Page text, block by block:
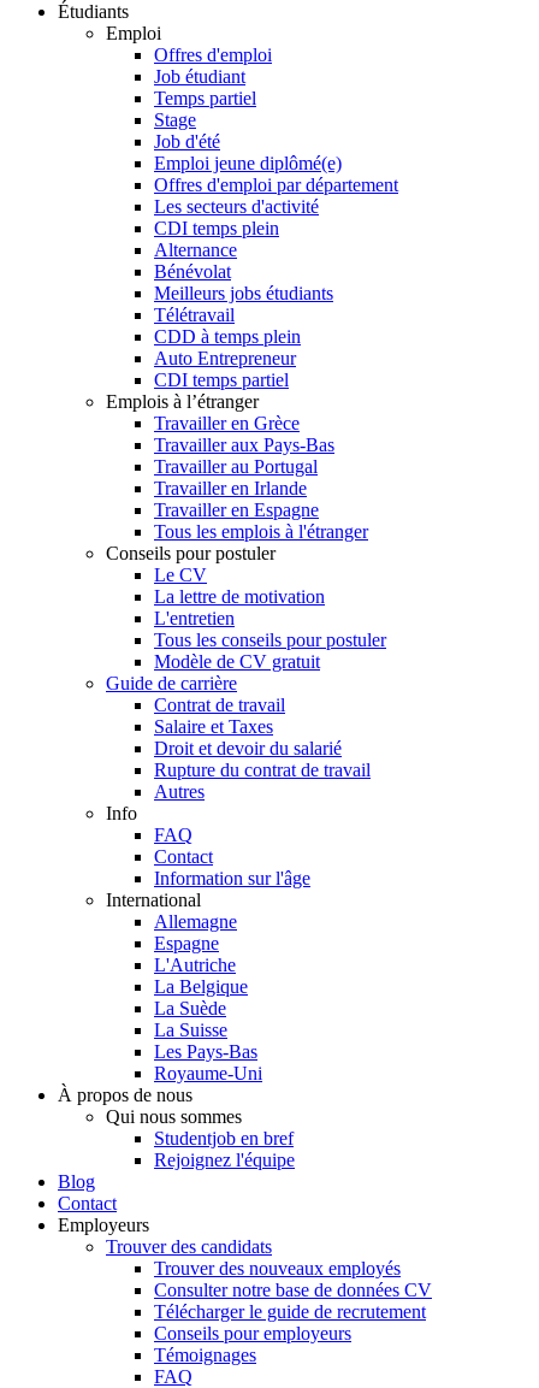
Étudiants
Emploi
Offres d'emploi
Job étudiant
Temps partiel
Stage
Job d'été
Emploi jeune diplômé(e)
Offres d'emploi par département
Les secteurs d'activité
CDI temps plein
Alternance
Bénévolat
Meilleurs jobs étudiants
Télétravail
CDD à temps plein
Auto Entrepreneur
CDI temps partiel
Emplois à l’étranger
Travailler en Grèce
Travailler aux Pays-Bas
Travailler au Portugal
Travailler en Irlande
Travailler en Espagne
Tous les emplois à l'étranger
Conseils pour postuler
Le CV
La lettre de motivation
L'entretien
Tous les conseils pour postuler
Modèle de CV gratuit
Guide de carrière
Contrat de travail
Salaire et Taxes
Droit et devoir du salarié
Rupture du contrat de travail
Autres
Info
FAQ
Contact
Information sur l'âge
International
Allemagne
Espagne
L'Autriche
La Belgique
La Suède
La Suisse
Les Pays-Bas
Royaume-Uni
À propos de nous
Qui nous sommes
Studentjob en bref
Rejoignez l'équipe
Blog
Contact
Employeurs
Trouver des candidats
Trouver des nouveaux employés
Consulter notre base de données CV
Télécharger le guide de recrutement
Conseils pour employeurs
Témoignages
FAQ